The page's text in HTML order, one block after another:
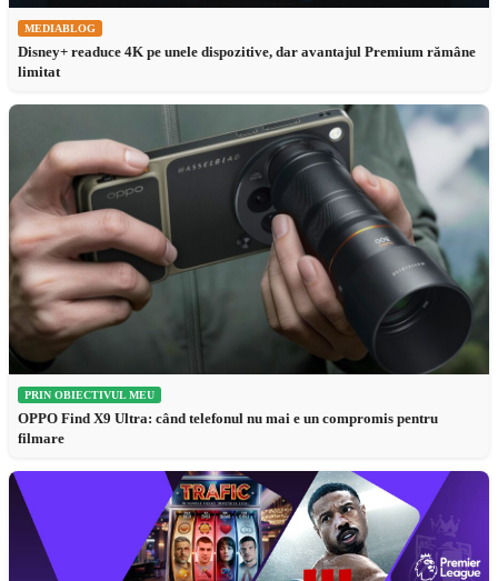
MEDIABLOG
Disney+ readuce 4K pe unele dispozitive, dar avantajul Premium rămâne
limitat
PRIN OBIECTIVUL MEU
OPPO Find X9 Ultra: când telefonul nu mai e un compromis pentru
filmare